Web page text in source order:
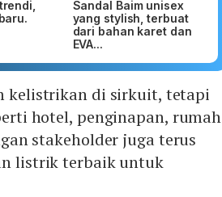
Sandal Baim unisex
yang stylish, terbuat
dari bahan karet dan
EVA...
kelistrikan di sirkuit, tetapi
hotel, penginapan, rumah
stakeholder juga terus
listrik terbaik untuk